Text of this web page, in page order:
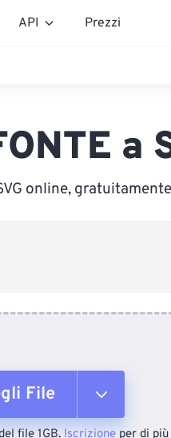
API Prezzi
a
online,
File
file 1GB.Iscrizioneper di più